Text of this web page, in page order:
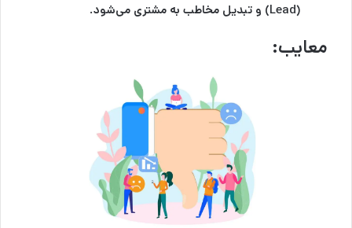
(Lead) و تبدیل مخاطب به مشتری می‌شود.
معایب: